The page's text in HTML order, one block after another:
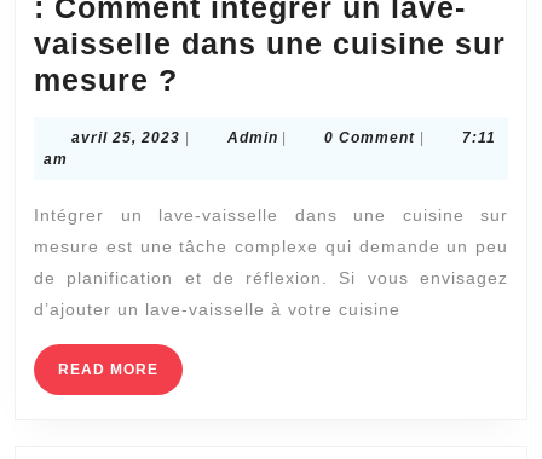
: Comment intégrer un lave-
vaisselle dans une cuisine sur
mesure ?
sur
Le
Perreux-
sur-
: Comment
avril 25, 2023 avril
AdminAdmin0 Comment
7:11
am
Intégrer un lave-vaisselle dans une cuisine sur
mesure est une tâche complexe qui demande un peu
de planification et de réflexion. Si vous envisagez
d’ajouter un lave-vaisselle à votre cuisine
READ MORE READ
MORE